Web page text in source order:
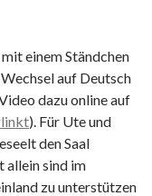
einem Ständchen
Wechsel auf Deutsch
dazu online auf
). Für Ute und
den Saal
allein sind im
zu unterstützen